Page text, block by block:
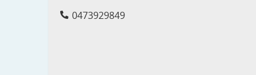
0473929849